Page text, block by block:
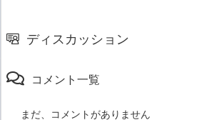
ディスカッション
コメント一覧
まだ、コメントがありません